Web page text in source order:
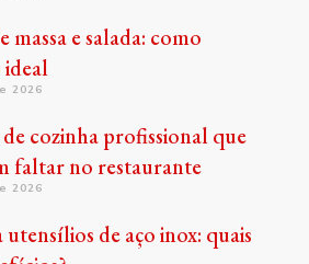
massa e salada: como
ideal
2026
cozinha profissional que
faltar no restaurante
2026
de aço inox: quais